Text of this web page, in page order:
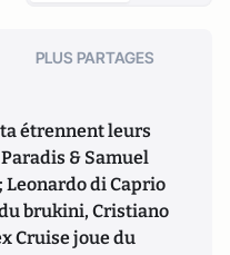
PLUS PARTAGES
étrennent leurs
& Samuel
di Caprio
brukini, Cristiano
Cruise joue du